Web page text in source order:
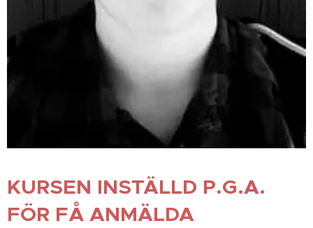
KURSEN INSTÄLLD P.G.A.
FÖR FÅ ANMÄLDA